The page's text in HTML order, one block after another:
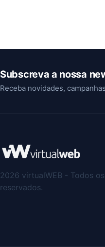
Subscreva a nossa
Receba novidades,
2026 virtualWEB - Todos
reservados.